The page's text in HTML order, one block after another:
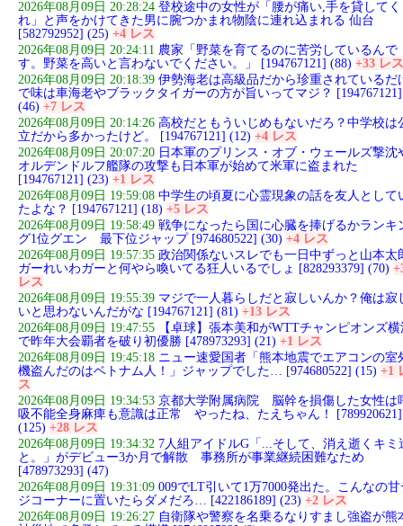
2026年08月09日 20:28:24 登校途中の女性が「腰が痛い,手を貸してく
れ」と声をかけてきた男に腕つかまれ物陰に連れ込まれる 仙台
[582792952] (25) +4 レス
2026年08月09日 20:24:11 農家「野菜を育てるのに苦労しているんで
す。野菜を高いと言わないでください。」 [194767121] (88) +33 レス
2026年08月09日 20:18:39 伊勢海老は高級品だから珍重されているだ
で味は車海老やブラックタイガーの方が旨いってマジ？ [194767121]
(46) +7 レス
2026年08月09日 20:14:26 高校だともういじめもないだろ？中学校は
立だから多かったけど。 [194767121] (12) +4 レス
2026年08月09日 20:07:20 日本軍のプリンス・オブ・ウェールズ撃沈
オルデンドルフ艦隊の攻撃も日本軍が始めて米軍に盗まれた
[194767121] (23) +1 レス
2026年08月09日 19:59:08 中学生の頃夏に心霊現象の話を友人として
たよな？ [194767121] (18) +5 レス
2026年08月09日 19:58:49 戦争になったら国に心臓を捧げるかランキ
グ1位グエン 最下位ジャップ [974680522] (30) +4 レス
2026年08月09日 19:57:35 政治関係ないスレでも一日中ずっと山本太
ガーれいわガーと何やら喚いてる狂人いるでしょ [828293379] (70)
レス
2026年08月09日 19:55:39 マジで一人暮らしだと寂しいんか？俺は寂
いと思わないんだがな [194767121] (81) +13 レス
2026年08月09日 19:47:55
【卓球】張本美和がWTTチャンピオンズ横
で昨年大会覇者を破り初優勝 [478973293] (21) +1 レス
2026年08月09日 19:45:18 ニュー速愛国者「熊本地震でエアコンの室
機盗んだのはベトナム人！」ジャップでした… [974680522] (15) +1
ス
2026年08月09日 19:34:53 京都大学附属病院 脳幹を損傷した女性は
吸不能全身麻痺も意識は正常 やったね、たえちゃん！ [789920621]
(125) +28 レス
2026年08月09日 19:34:32 7人組アイドルG「...そして、消え逝くキミ
と。」がデビュー3か月で解散 事務所が事業継続困難なため
[478973293] (47)
2026年08月09日 19:31:09 009でLT引いて1万7000発出た。こんなの甘
ジコーナーに置いたらダメだろ… [422186189] (23) +2 レス
2026年08月09日 19:26:27 自衛隊や警察を名乗るなりすまし強盗が熊